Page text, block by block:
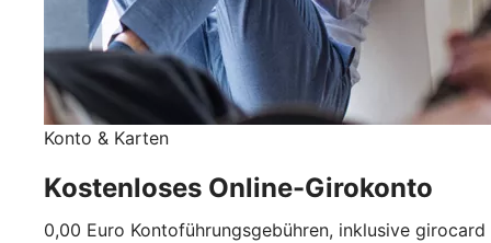
Konto & Karten
Kostenloses Online-Girokonto
0,00 Euro Kontoführungsgebühren, inklusive girocard